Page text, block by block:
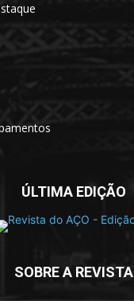
ÚLTIMA EDIÇÃO
SOBRE A REVISTA